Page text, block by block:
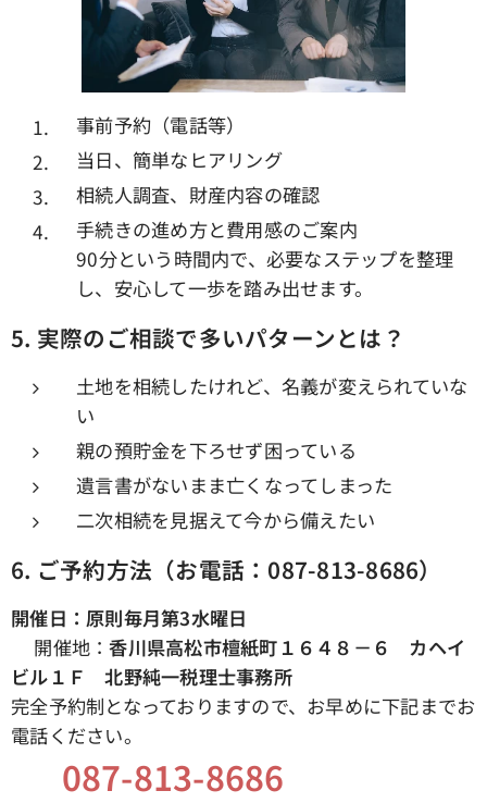
事前予約（電話等）
当日、簡単なヒアリング
相続人調査、財産内容の確認
手続きの進め方と費用感のご案内
90分という時間内で、必要なステップを整理
し、安心して一歩を踏み出せます。
5. 実際のご相談で多いパターンとは？
土地を相続したけれど、名義が変えられていな
い
親の預貯金を下ろせず困っている
遺言書がないまま亡くなってしまった
二次相続を見据えて今から備えたい
6. ご予約方法（お電話：087-813-8686）
開催日：原則毎月第3水曜日
📍開催地：香川県高松市檀紙町１６４８－６ カヘイ
ビル１Ｆ 北野純一税理士事務所
完全予約制となっておりますので、お早めに下記までお
電話ください。
087-813-8686